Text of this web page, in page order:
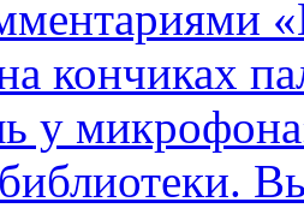
кончиках
у